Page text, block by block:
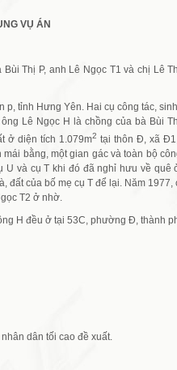
VỤ ÁN
Thị P, anh Lê Ngọc T1 và chị Lê
tỉnh Hưng Yên. Hai cụ công tác,
Lê Ngọc H là chồng của bà Bùi
ở diện tích 1.079m2 tại thôn Đ, xã
bằng, một gian gác và toàn bộ
U và cụ T khi đó đã nghỉ hưu về quê
đất của bố mẹ cụ T để lại. Năm 1977,
T2 ở nhờ.
H đều ở tại 53C, phường Đ, thành
dân tối cao đề xuất.